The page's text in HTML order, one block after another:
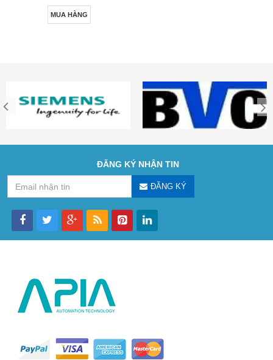
MUA HÀNG
ĐĂNG KÝ NHẬN TIN
ĐĂNG KÝ